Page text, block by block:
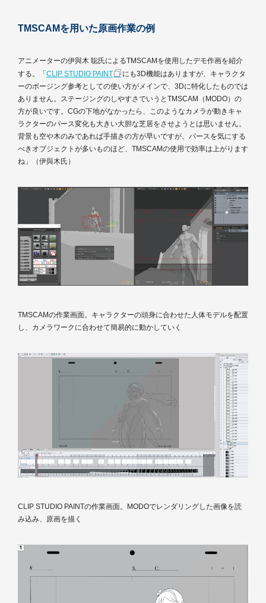
TMSCAMを用いた原画作業の例
アニメーターの伊與木 聡氏によるTMSCAMを使用したデモ作画を紹介
する。「 CLIP STUDIO PAINT
にも3D機能はありますが、キャラクタ
ーのポージング参考としての使い方がメインで、3Dに特化したものでは
ありません。ステージングのしやすさでいうとTMSCAM（MODO）の
方が良いです。CGの下地がなかったら、このようなカメラが動きキャ
ラクターのパース変化も大きい大胆な芝居をさせようとは思いません。
背景も空や木のみであれば手描きの方が早いですが、パースを気にする
べきオブジェクトが多いものほど、TMSCAMの使用で効率は上がります
ね」（伊與木氏）
TMSCAMの作業画面。キャラクターの頭身に合わせた人体モデルを配置
し、カメラワークに合わせて簡易的に動かしていく
CLIP STUDIO PAINTの作業画面。MODOでレンダリングした画像を読
み込み、原画を描く